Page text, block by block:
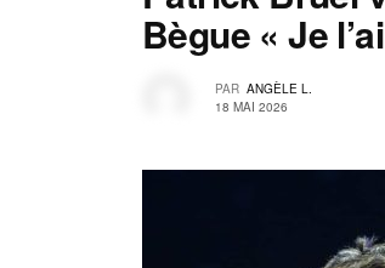
Bègue « Je
PAR ANGÈLE L.
18 MAI 2026